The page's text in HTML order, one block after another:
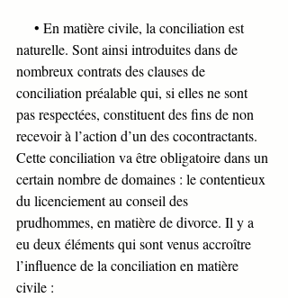
naturelle. Sont ainsi introduites dans de
nombreux contrats des clauses de
conciliation préalable qui, si elles ne sont
pas respectées, constituent des fins de non
recevoir à l’action d’un des cocontractants.
Cette conciliation va être obligatoire dans un
certain nombre de domaines : le contentieux
du licenciement au conseil des
prudhommes, en matière de divorce. Il y a
eu deux éléments qui sont venus accroître
l’influence de la conciliation en matière
civile :